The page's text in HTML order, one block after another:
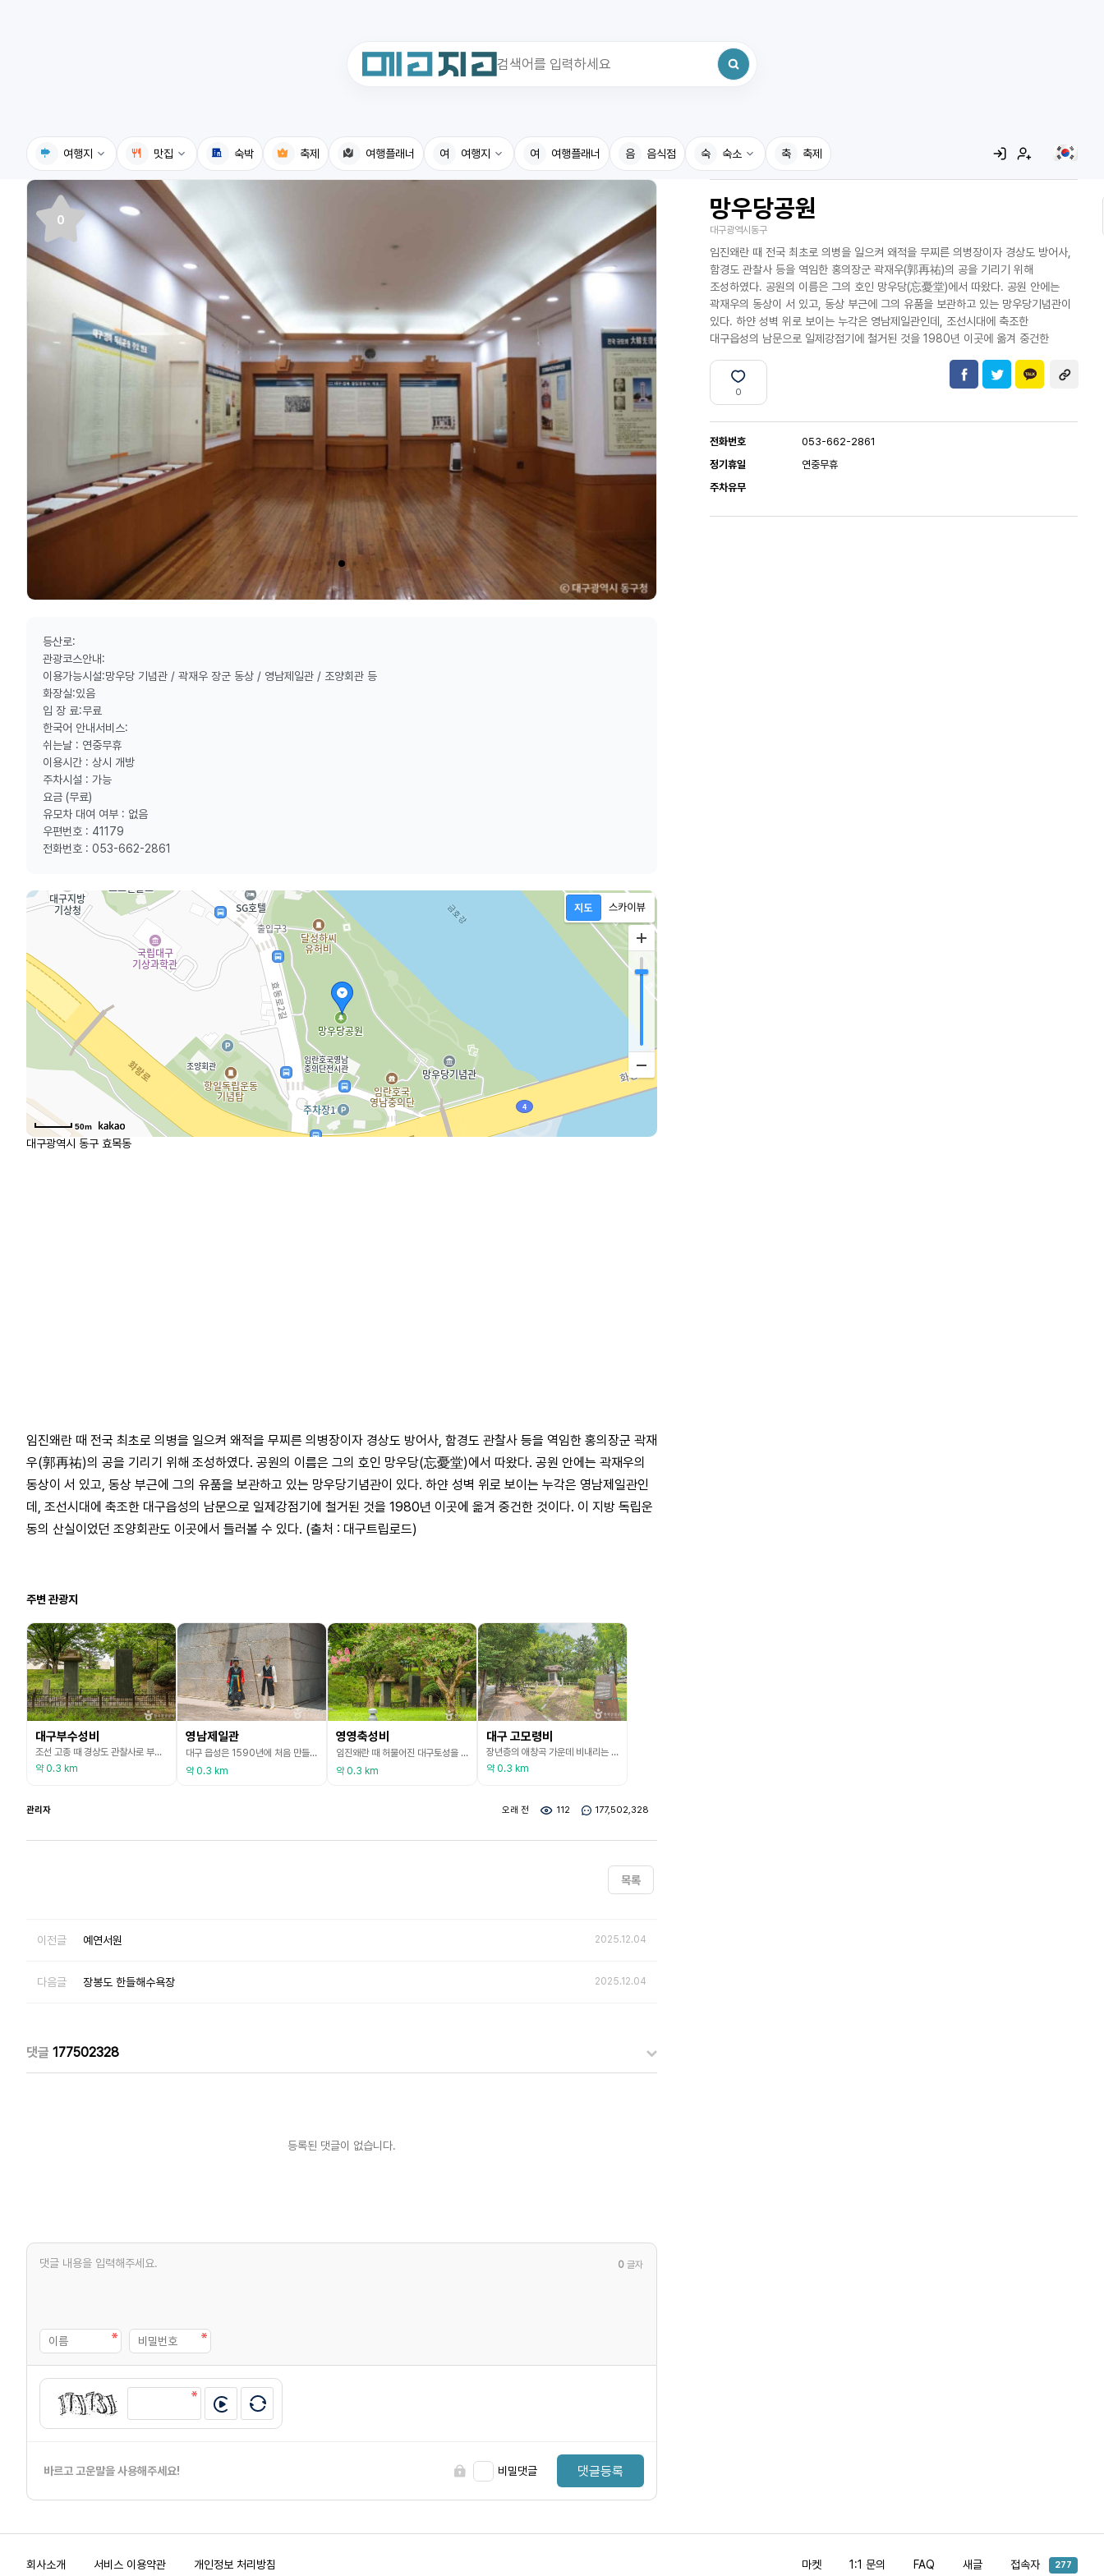
여행지
국내여행지
휴게소
전기충전소
맛집
국내맛집
고수의레시피
음식용어사전
숙박 축제 여행플래너 여 여행지
식물도감
여 여행플래너 음 음식점 숙 숙소
국내맛집
고수의레시피
음식용어사전
축 축제
최근 검색어가 없습니다.
망우당공원
대구광역시동구
임진왜란 때 전국 최초로 의병을 일으켜 왜적을 무찌른 의병장이자 경상도 방어사,
함경도 관찰사 등을 역임한 홍의장군 곽재우(郭再祐)의 공을 기리기 위해
조성하였다. 공원의 이름은 그의 호인 망우당(忘憂堂)에서 따왔다. 공원 안에는
곽재우의 동상이 서 있고, 동상 부근에 그의 유품을 보관하고 있는 망우당기념관이
있다. 하얀 성벽 위로 보이는 누각은 영남제일관인데, 조선시대에 축조한
대구읍성의 남문으로 일제강점기에 철거된 것을 1980년 이곳에 옮겨 중건한
0
전화번호
053-662-2861
정기휴일
연중무휴
주차유무
0
등산로:
관광코스안내:
이용가능시설:망우당 기념관 / 곽재우 장군 동상 / 영남제일관 / 조양회관 등
화장실:있음
입 장 료:무료
한국어 안내서비스:
쉬는날 : 연중무휴
이용시간 : 상시 개방
주차시설 : 가능
요금 (무료)
유모차 대여 여부 : 없음
우편번호 : 41179
전화번호 : 053-662-2861
50m
대구광역시 동구 효목동
임진왜란 때 전국 최초로 의병을 일으켜 왜적을 무찌른 의병장이자 경상도 방어사, 함경도 관찰사 등을 역임한 홍의장군 곽재
우(郭再祐)의 공을 기리기 위해 조성하였다. 공원의 이름은 그의 호인 망우당(忘憂堂)에서 따왔다. 공원 안에는 곽재우의
동상이 서 있고, 동상 부근에 그의 유품을 보관하고 있는 망우당기념관이 있다. 하얀 성벽 위로 보이는 누각은 영남제일관인
데, 조선시대에 축조한 대구읍성의 남문으로 일제강점기에 철거된 것을 1980년 이곳에 옮겨 중건한 것이다. 이 지방 독립운
동의 산실이었던 조양회관도 이곳에서 들러볼 수 있다. (출처 : 대구트립로드)
주변 관광지
대구부수성비
조선 고종 때 경상도 관찰사로 부임해 온 김세호가 대구부성을 수리한 후 그 기념으로 세운 비이다. 대구부성은 영조 때 경상관찰사 민응수가 외적의 침입을 막기 위해 쌓았는데 그 후 성이 훼손되어도 제대로 보수가 이루어지지 않던 것을 김세호가 수리한 것이다. 비는 네모난 받침돌 위에 비몸을 세우고 지붕돌을 올린 모습이다. 비문에는 공사에 관한 내용과, 유공자에게 상을 내린 일이 적혀 있다. 고종 6년(1869)에 세운 비로, 관찰사 김세호가 직접 비문을 짓
약 0.3 km
영남제일관
대구 읍성은 1590년에 처음 만들 때는 흙으로 쌓은 토성(土城)이었으나 임진왜란 때 허물어진 뒤 1736년에 돌로 다시 쌓아 석성(石城)으로 만들었다. 성에는 동서남북에 네 개의 정문을 두었는데, 동문은 진동문(鎭東門), 서문은 달서문(達西門), 북문은 공북문(拱北門)이라 하였다. 그리고 영남제일관(嶺南第一關)은 이곳의 남문이었다. 1906년 읍성이 철거될 때 성문들도 함께 철거되었다. 영남제일관은 1980년에 만촌동 현 위치로 그 자리를 옮겨 중건한
약 0.3 km
영영축성비
임진왜란 때 허물어진 대구토성을 돌로 다시 쌓은 후 이를 기념하고자 세운 비이다. 비는 직사각형으로, 바닥돌 위에 비몸을 세운 간단한 모습이다. 비문에 의하면 성의 둘레는 2,124보(步)이며, 네 개의 문을 만들고 성을 지키기 위한 군량, 전포 등을 갖춘 창고를 두었다. 석성의 공사기간은 6개월이며, 동원된 인원은 78,534명에 달한다. 성이 완성된 뒤에는 여러 장사들을 모아 활쏘기대회를 열어 상을 주었다 한다. 경상도 관찰사였던 민응수가 나라에 건
약 0.3 km
대구 고모령비
장년층의 애창곡 가운데 비내리는 고모령은 작곡가 박시춘이 만들고 1946년에 가수 현인이 불러 수많은 사람들의 심금을 울렸던 노래이다. 이 노래의 배경이 된 곳 고모령에 가면 비 내리는 고모령의 노래비가 있으며, 노래비 뒷면에는 노래비를 세운 사연이 적혀있다. 옛날 고모령에는 남편 없이 어린 남매를 키우는 홀어머니가 있었는데 하루는 스님 한 분이 와서 이 집은 전생에 덕을 쌓지 않았기 때문에, 지금 가난하다고 하여 어머니와 어린 남매는 덕을 쌓기 위해
약 0.3 km
관리자 오래 전 112 177,502,328
목록
이전글 예연서원 2025.12.04
다음글 장봉도 한들해수욕장 2025.12.04
댓글 177502328
등록된 댓글이 없습니다.
0 글자
바르고 고운말을 사용해주세요! 비밀댓글 댓글등록
회사소개 서비스 이용약관 개인정보 처리방침 마켓 1:1 문의 FAQ 새글 접속자 277